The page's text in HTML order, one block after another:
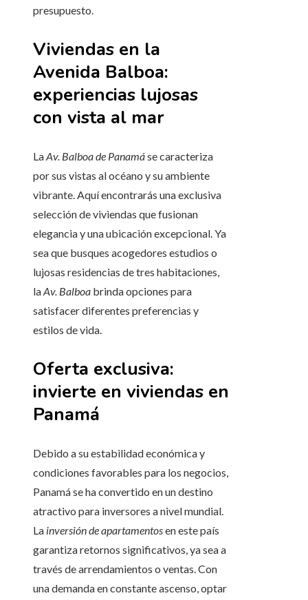
presupuesto.
Viviendas en la
Avenida Balboa:
experiencias lujosas
con vista al mar
LaAv. Balboa de Panamáse caracteriza
por sus vistas al océano y su ambiente
vibrante. Aquí encontrarás una exclusiva
selección de viviendas que fusionan
elegancia y una ubicación excepcional. Ya
sea que busques acogedores estudios o
lujosas residencias de tres habitaciones,
laAv. Balboa brinda opciones para
satisfacer diferentes preferencias y
estilos de vida.
Oferta exclusiva:
invierte en viviendas en
Panamá
Debido a su estabilidad económica y
condiciones favorables para los negocios,
Panamá se ha convertido en un destino
atractivo para inversores a nivel mundial.
La inversión de apartamentosen este país
garantiza retornos significativos, ya sea a
través de arrendamientos o ventas. Con
una demanda en constante ascenso, optar